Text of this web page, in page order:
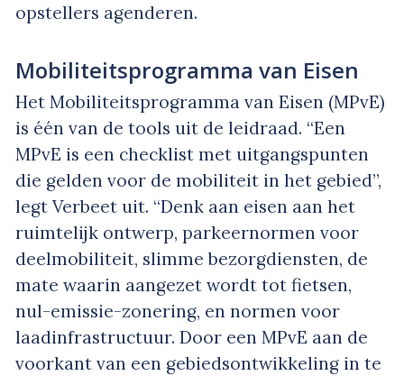
opstellers agenderen.
Mobiliteitsprogramma van Eisen
Het Mobiliteitsprogramma van Eisen (MPvE)
is één van de tools uit de leidraad. “Een
MPvE is een checklist met uitgangspunten
die gelden voor de mobiliteit in het gebied”,
legt Verbeet uit. “Denk aan eisen aan het
ruimtelijk ontwerp, parkeernormen voor
deelmobiliteit, slimme bezorgdiensten, de
mate waarin aangezet wordt tot fietsen,
nul-emissie-zonering, en normen voor
laadinfrastructuur. Door een MPvE aan de
voorkant van een gebiedsontwikkeling in te